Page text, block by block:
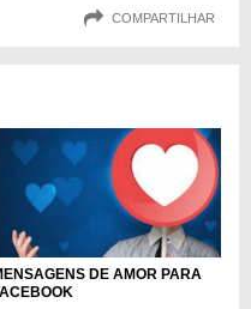
COMPARTILHAR
DE AMOR PARA